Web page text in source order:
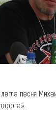
песня